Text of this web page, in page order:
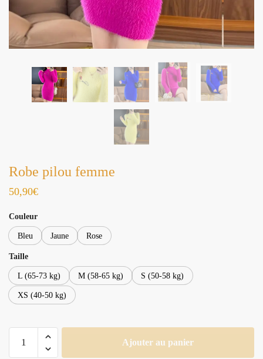
Robe pilou femme
50,90€
Couleur
Bleu Jaune Rose
Taille
L (65-73 kg) M (58-65 kg) S (50-58 kg)
XS (40-50 kg)
Ajouter au panier